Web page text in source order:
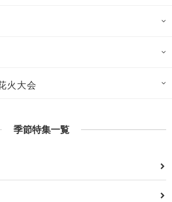
火大会
季節特集一覧